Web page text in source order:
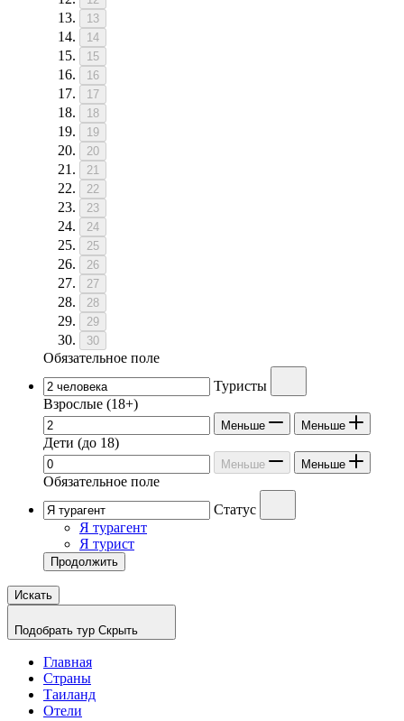
13
14
15
16
17
18
19
20
21
22
23
24
25
26
27
28
29
30
Обязательное поле
Туристы
Взрослые (18+)
Меньше Меньше
Дети (до 18)
Меньше Меньше
Обязательное поле
Статус
Я турагент
Я турист
Продолжить
Искать
Подобрать тур Скрыть
Главная
Страны
Таиланд
Отели